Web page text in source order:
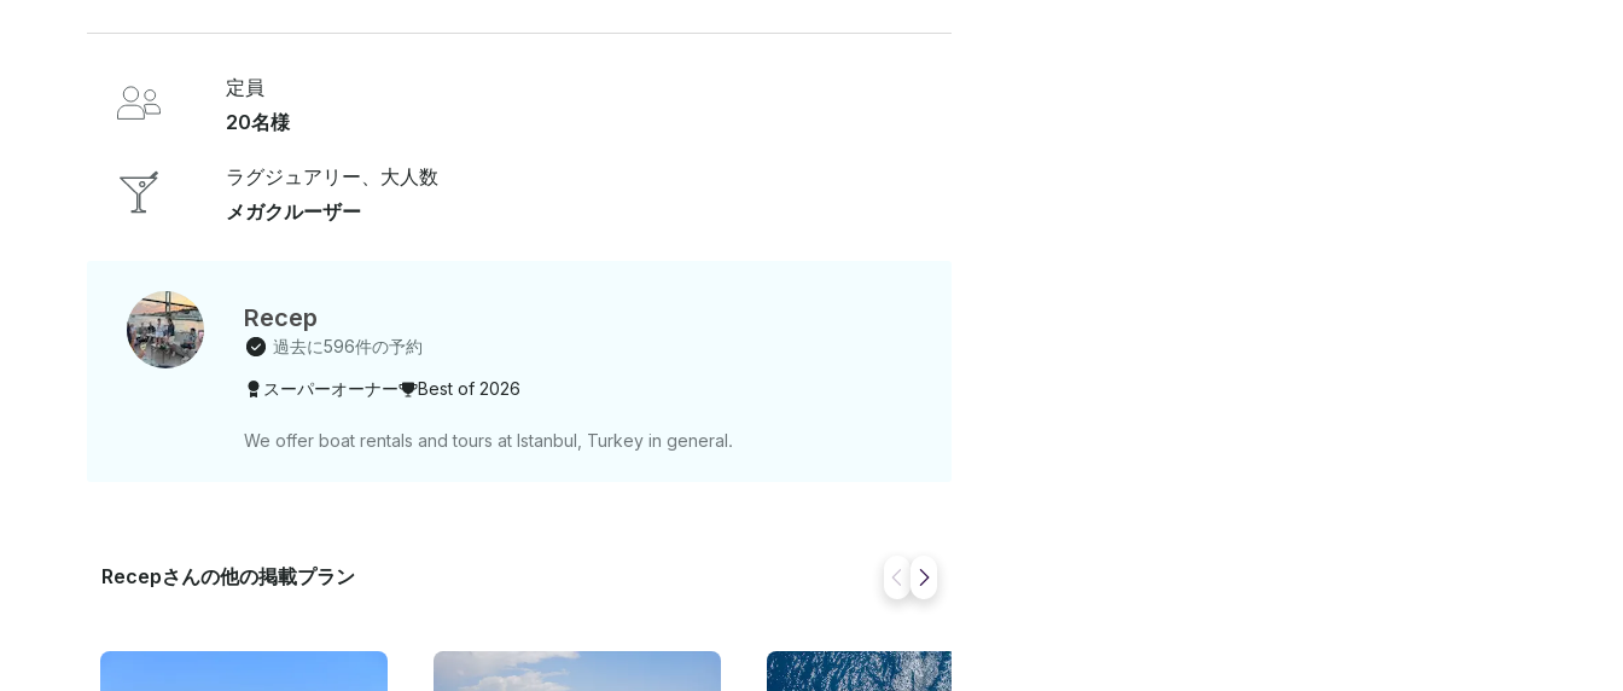
定員
20名様
ラグジュアリー、大人数
メガクルーザー
Recep
過去に596件の予約
スーパーオーナー Best of 2026
We offer boat rentals and tours at Istanbul, Turkey in general.
Recepさんの他の掲載プラン